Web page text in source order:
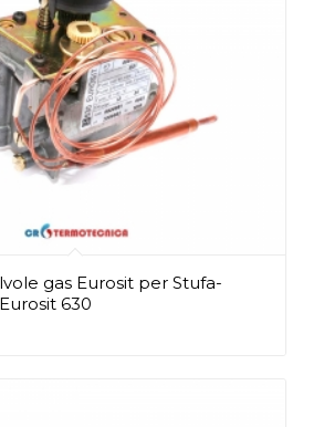
gas Eurosit per Stufa-
630